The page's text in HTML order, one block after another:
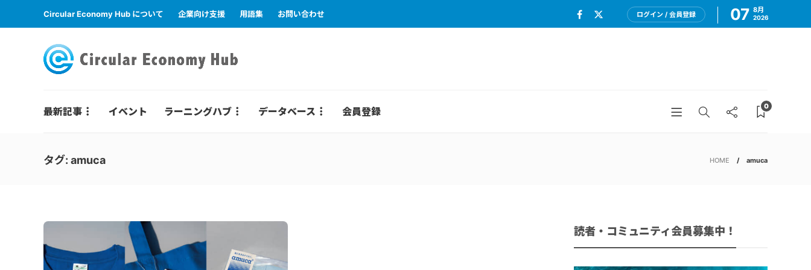
Circular Economy Hub について 企業向け支援 用語集 お問い合わせ ログイン / 会員登録 07 8月
2026
最新記事 イベント ラーニングハブ データベース 会員登録 0
タグ: amuca HOME amuca
読者・コミュニティ会員募集中！